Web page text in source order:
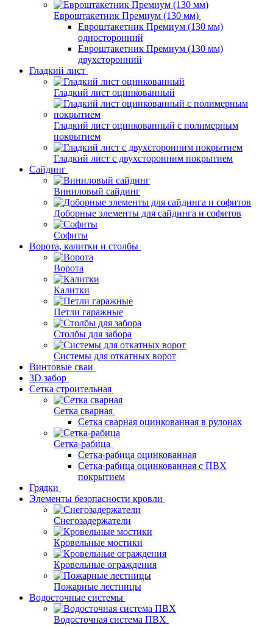
Евроштакетник Премиум (130 мм)
Евроштакетник Премиум (130 мм)
односторонний
Евроштакетник Премиум (130 мм)
двухсторонний
Гладкий лист
Гладкий лист оцинкованный
Гладкий лист оцинкованный с полимерным
покрытием
Гладкий лист с двухсторонним покрытием
Сайдинг
Виниловый сайдинг
Доборные элементы для сайдинга и софитов
Софиты
Ворота, калитки и столбы
Ворота
Калитки
Петли гаражные
Столбы для забора
Системы для откатных ворот
Винтовые сваи
3D забор
Сетка строительная
Сетка сварная
Сетка сварная оцинкованная в рулонах
Сетка-рабица
Сетка-рабица оцинкованная
Сетка-рабица оцинкованная с ПВХ
покрытием
Грядки
Элементы безопасности кровли
Снегозадержатели
Кровельные мостики
Кровельные ограждения
Пожарные лестницы
Водосточные системы
Водосточная система ПВХ